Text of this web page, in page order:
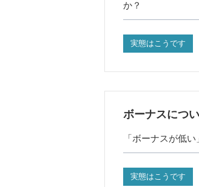
か？
実態はこうです
ボーナスにつ
「ボーナスが低
実態はこうです